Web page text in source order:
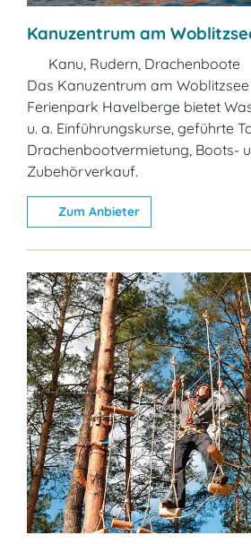
Kanuzentrum am
Kanu, Rudern, Drachenboote
Das Kanuzentrum am
Ferienpark Havelberge bietet
u. a. Einführungskurse, geführte
Drachenbootvermietung, Boots-
Zubehörverkauf.
Zum Anbieter